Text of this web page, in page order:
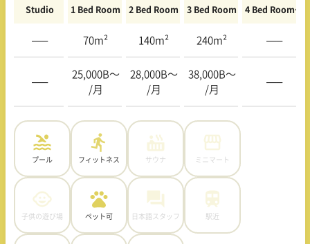
Studio 1 Bed Room 2 Bed Room 3 Bed Room 4 Bed Room〜
—– 70m² 140m² 240m² —–
—–
25,000B〜
/月
28,000B〜
/月
38,000B〜
/月
—–
プール フィットネス サウナ ミニマート
子供の遊び場 ペット可 日本語スタッフ 駅近